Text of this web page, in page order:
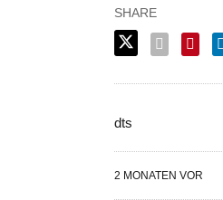
dts
2 MONATEN VOR